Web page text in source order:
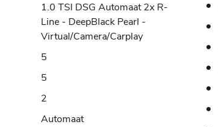
1.0 TSI DSG Automaat 2x R-
Line - DeepBlack Pearl -
Virtual/Camera/Carplay
5
5
2
Automaat